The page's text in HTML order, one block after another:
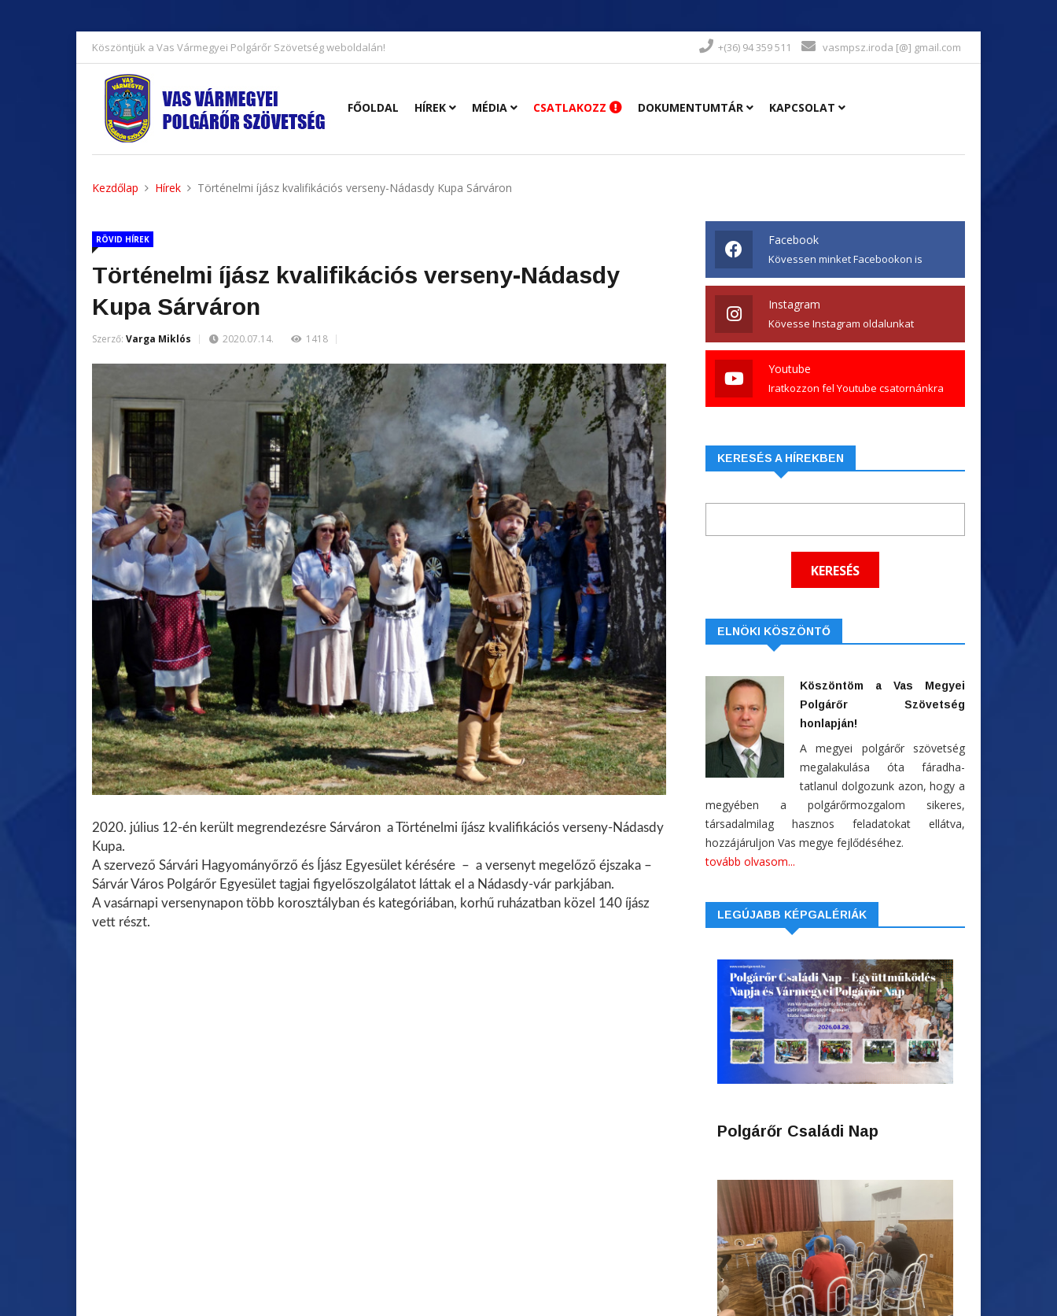
Köszöntjük a Vas Vármegyei Polgárőr Szövetség weboldalán! +(36) 94 359 511 vasmpsz.iroda [@] gmail.com
FŐOLDAL HÍREK MÉDIA CSATLAKOZZ DOKUMENTUMTÁR KAPCSOLAT
Kezdőlap Hírek Történelmi íjász kvalifikációs verseny-Nádasdy Kupa Sárváron
RÖVID HÍREK
Történelmi íjász kvalifikációs verseny-Nádasdy
Kupa Sárváron
Szerző: Varga Miklós 2020.07.14. 1418
2020. július 12-én került megrendezésre Sárváron a Történelmi íjász kvalifikációs verseny-Nádasdy
Kupa.
A szervező Sárvári Hagyományőrző és Íjász Egyesület kérésére – a versenyt megelőző éjszaka –
Sárvár Város Polgárőr Egyesület tagjai figyelőszolgálatot láttak el a Nádasdy-vár parkjában.
A vasárnapi versenynapon több korosztályban és kategóriában, korhű ruházatban közel 140 íjász
vett részt.
Facebook
Kövessen minket Facebookon is
Instagram
Kövesse Instagram oldalunkat
Youtube
Iratkozzon fel Youtube csatornánkra
KERESÉS A HÍREKBEN
ELNÖKI KÖSZÖNTŐ
Köszöntöm a Vas Megyei
Polgárőr Szövetség
honlapján!
A megyei polgárőr szövetség
megalakulása óta fáradha-
tatlanul dolgozunk azon, hogy a
megyében a polgárőrmozgalom sikeres,
társadalmilag hasznos feladatokat ellátva,
hozzájáruljon Vas megye fejlődéséhez.
tovább olvasom...
LEGÚJABB KÉPGALÉRIÁK
Polgárőr Családi Nap